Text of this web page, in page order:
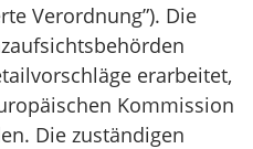
Verordnung”). Die
erarbeitet,
Kommission
Die zuständigen